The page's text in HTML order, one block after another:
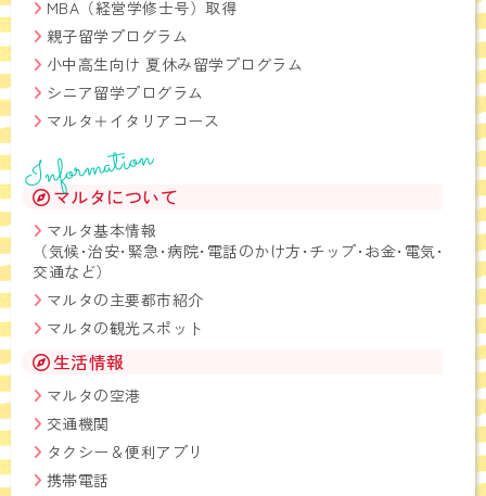
MBA（経営学修士号）取得
親子留学プログラム
小中高生向け 夏休み留学プログラム
シニア留学プログラム
マルタ＋イタリアコース
Information
マルタについて
マルタ基本情報
（気候･治安･緊急･病院･電話のかけ方･チップ･お金･電気･
交通など）
マルタの主要都市紹介
マルタの観光スポット
生活情報
マルタの空港
交通機関
タクシー＆便利アプリ
携帯電話